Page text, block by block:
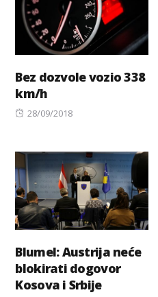
Bez dozvole vozio 338
km/h
Posted
28/09/2018
Blumel: Austrija neće
blokirati dogovor
Kosova i Srbije